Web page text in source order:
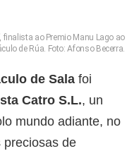
finalista ao Premio Manu Lago ao
de Rúa. Foto: Afonso Becerra.
de Sala foi
Catro S.L., un
mundo adiante, no
preciosas de